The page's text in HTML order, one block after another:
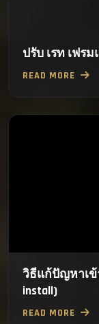
ปรับ เรท เฟร
READ MORE
วิธีแก้ปัญหาเข้
install)
READ MORE